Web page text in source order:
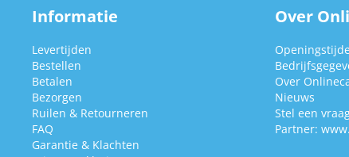
Informatie
Levertijden
Bestellen
Betalen
Bezorgen
Ruilen & Retourneren
FAQ
Garantie & Klachten
Over
Over
Nieuws
Stel een
Partner: